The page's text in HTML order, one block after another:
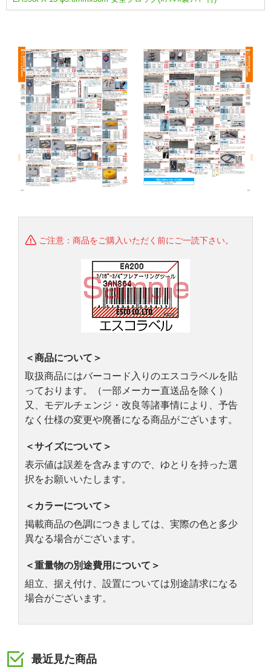
ご注意：商品をご購入いただく前にご一読下さい。
＜商品について＞
取扱商品にはバーコード入りのエスコラベルを貼
っております。（一部メーカー直送品を除く）
又、モデルチェンジ・改良等諸事情により、予告
なく仕様の変更や廃番になる商品がございます。
＜サイズについて＞
表示値は誤差を含みますので、ゆとりを持った選
択をお願いいたします。
＜カラーについて＞
掲載商品の色調につきましては、実際の色と多少
異なる場合がございます。
＜重量物の別途費用について＞
組立、据え付け、設置については別途請求になる
場合がございます。
最近見た商品